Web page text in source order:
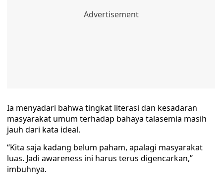
Ia menyadari bahwa tingkat literasi dan kesadaran
masyarakat umum terhadap bahaya talasemia masih
jauh dari kata ideal.
“Kita saja kadang belum paham, apalagi masyarakat
luas. Jadi awareness ini harus terus digencarkan,”
imbuhnya.